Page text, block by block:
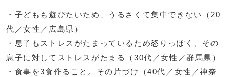
・子どもも遊びたいため、うるさくて集中できない（20
代／女性／広島県）
・息子もストレスがたまっているため怒りっぽく、その
息子に対してストレスがたまる（30代／女性／群馬県）
・食事を3食作ること。その片づけ（40代／女性／神奈